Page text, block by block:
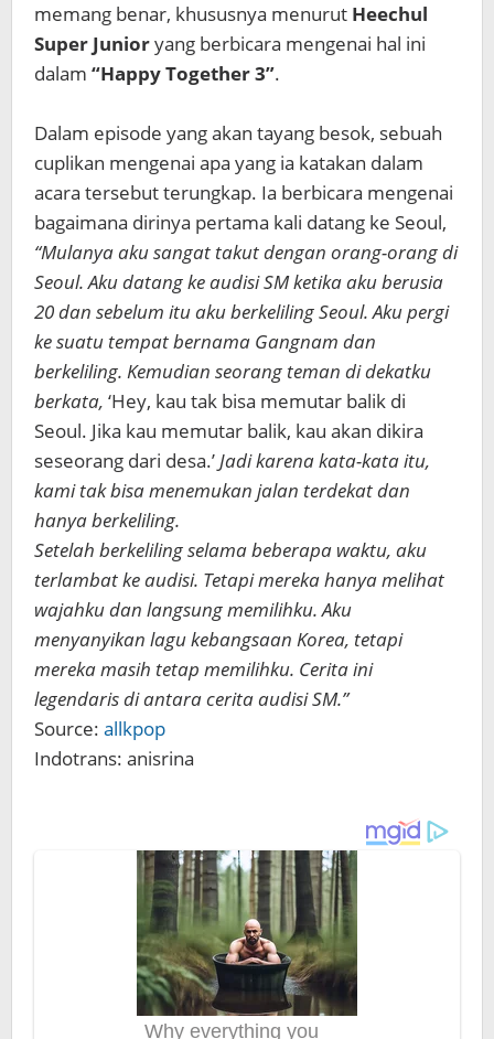
memang benar, khususnya menurut Heechul
Super Junioryang berbicara mengenai hal ini
dalam “Happy Together 3”.
Dalam episode yang akan tayang besok, sebuah
cuplikan mengenai apa yang ia katakan dalam
acara tersebut terungkap. Ia berbicara mengenai
bagaimana dirinya pertama kali datang ke Seoul,
“Mulanya aku sangat takut dengan orang-orang di
Seoul. Aku datang ke audisi SM ketika aku berusia
20 dan sebelum itu aku berkeliling Seoul. Aku pergi
ke suatu tempat bernama Gangnam dan
berkeliling. Kemudian seorang teman di dekatku
berkata, ‘Hey, kau tak bisa memutar balik di
Seoul. Jika kau memutar balik, kau akan dikira
seseorang dari desa.’Jadi karena kata-kata itu,
kami tak bisa menemukan jalan terdekat dan
hanya berkeliling.
Setelah berkeliling selama beberapa waktu, aku
terlambat ke audisi. Tetapi mereka hanya melihat
wajahku dan langsung memilihku. Aku
menyanyikan lagu kebangsaan Korea, tetapi
mereka masih tetap memilihku. Cerita ini
legendaris di antara cerita audisi SM.”
Source: allkpop
Indotrans: anisrina